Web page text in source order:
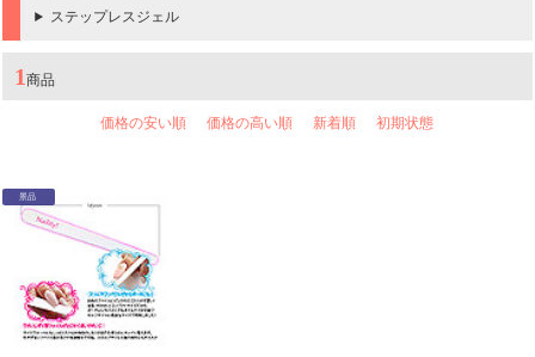
ステップレスジェル
1商品
価格の安い順 価格の高い順 新着順 初期状態
景品